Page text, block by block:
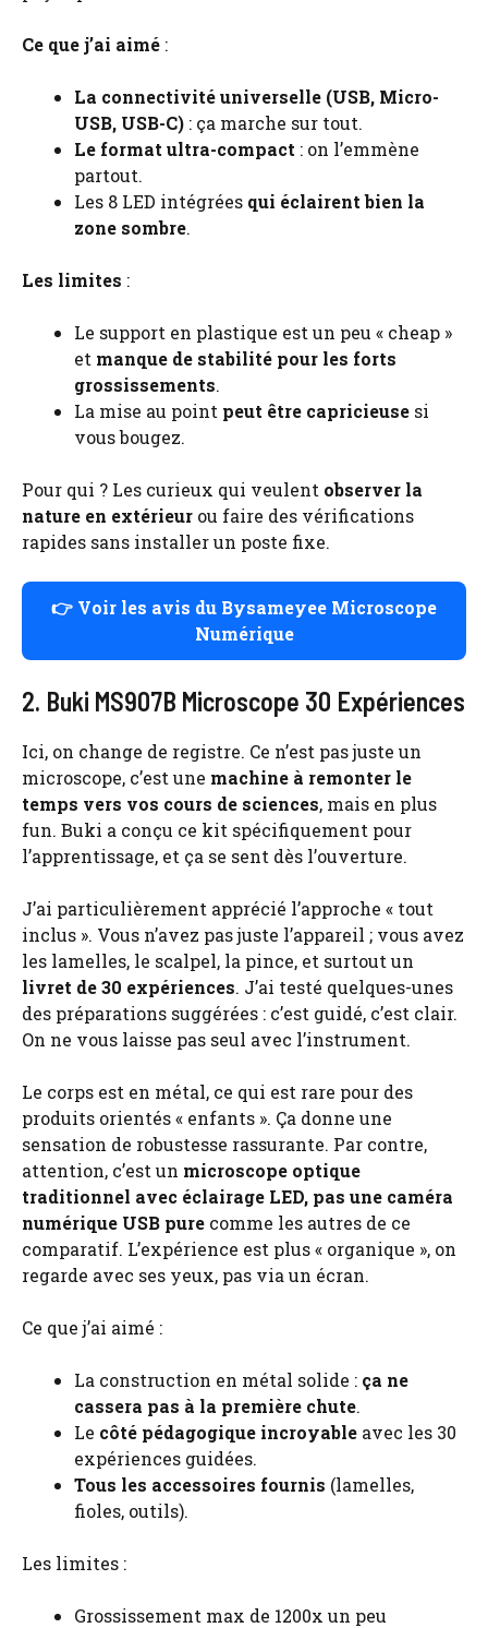
Ce que j’ai aimé :
La connectivité universelle (USB, Micro-
USB, USB-C) : ça marche sur tout.
Le format ultra-compact : on l’emmène
partout.
Les 8 LED intégrées qui éclairent bien la
zone sombre.
Les limites :
Le support en plastique est un peu « cheap »
et manque de stabilité pour les forts
grossissements.
La mise au point peut être capricieuse si
vous bougez.
Pour qui ? Les curieux qui veulent observer la
nature en extérieur ou faire des vérifications
rapides sans installer un poste fixe.
👉 Voir les avis du Bysameyee Microscope
Numérique
2. Buki MS907B Microscope 30 Expériences
Ici, on change de registre. Ce n’est pas juste un
microscope, c’est une machine à remonter le
temps vers vos cours de sciences, mais en plus
fun. Buki a conçu ce kit spécifiquement pour
l’apprentissage, et ça se sent dès l’ouverture.
J’ai particulièrement apprécié l’approche « tout
inclus ». Vous n’avez pas juste l’appareil ; vous avez
les lamelles, le scalpel, la pince, et surtout un
livret de 30 expériences. J’ai testé quelques-unes
des préparations suggérées : c’est guidé, c’est clair.
On ne vous laisse pas seul avec l’instrument.
Le corps est en métal, ce qui est rare pour des
produits orientés « enfants ». Ça donne une
sensation de robustesse rassurante. Par contre,
attention, c’est un microscope optique
traditionnel avec éclairage LED, pas une caméra
numérique USB pure comme les autres de ce
comparatif. L’expérience est plus « organique », on
regarde avec ses yeux, pas via un écran.
Ce que j’ai aimé :
La construction en métal solide : ça ne
cassera pas à la première chute.
Le côté pédagogique incroyable avec les 30
expériences guidées.
Tous les accessoires fournis (lamelles,
fioles, outils).
Les limites :
Grossissement max de 1200x un peu